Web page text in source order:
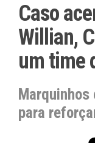
Caso
Willian,
um time
para